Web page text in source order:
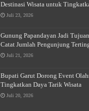
Destinasi Wisata untuk
Juli 23, 2026
Gunung Papandayan Jadi
Catat Jumlah Pengunjung
Juli 21, 2026
Bupati Garut Dorong Event
Tingkatkan Daya Tarik Wisata
Juli 20, 2026